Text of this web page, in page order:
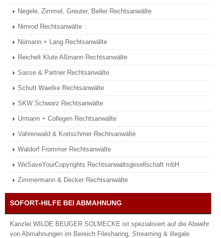
Negele, Zimmel, Greuter, Beller Rechtsanwälte
Nimrod Rechtsanwälte
Nümann + Lang Rechtsanwälte
Reichelt Klute Aßmann Rechtsanwälte
Sasse & Partner Rechtsanwälte
Schutt Waetke Rechtsanwälte
SKW Schwarz Rechtsanwälte
Urmann + Collegen Rechtsanwälte
Vahrenwald & Kretschmer Rechtsanwälte
Waldorf Frommer Rechtsanwälte
WeSaveYourCopyrights Rechtsanwaltsgesellschaft mbH
Zimmermann & Decker Rechtsanwälte
SOFORT-HILFE BEI ABMAHNUNG
Kanzlei WILDE BEUGER SOLMECKE ist spezialisiert auf die Abwehr
von Abmahnungen im Bereich Filesharing, Streaming & illegale